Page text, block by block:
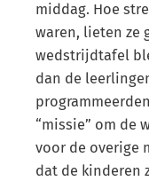
middag. Hoe
waren, lieten ze
wedstrijdtafel
dan de
“missie” om de
voor de overige
dat de kinderen